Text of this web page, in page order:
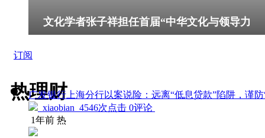
文化学者张子祥担任首届“中华文化与领导力
订阅
热理财
广发银行上海分行以案说险：远离“低息贷款”陷阱，谨
xiaobian 4546次点击 0评论
1年前 热